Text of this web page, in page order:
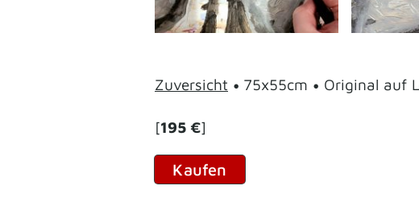
Zuversicht • 75x55cm • Original auf
[195 €]
Kaufen